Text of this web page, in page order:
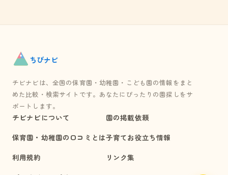
ちびナビ
チビナビは、全国の保育園・幼稚園・こども園の情報をまと
めた比較・検索サイトです。あなたにぴったりの園探しをサ
ポートします。
チビナビについて
保育園・幼稚園の口コミとは
利用規約
園の掲載依頼
子育てお役立ち情報
リンク集